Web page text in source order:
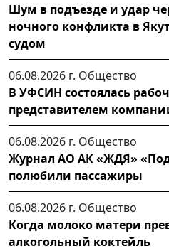
Шум в подъезде и удар
ночного конфликта в
судом
06.08.2026 г. Общество
В УФСИН состоялась
представителем
06.08.2026 г. Общество
Журнал АО АК «ЖДЯ» «Под
полюбили пассажиры
06.08.2026 г. Общество
Когда молоко матери
алкогольный коктейль